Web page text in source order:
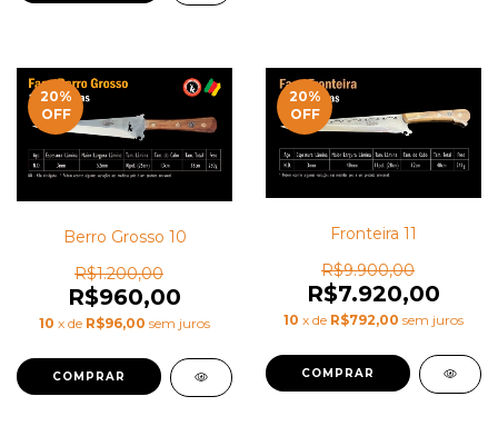
20%
OFF
Berro Grosso 10
R$1.200,00
R$960,00
10 x de R$96,00 sem juros
20%
OFF
Fronteira 11
R$9.900,00
R$7.920,00
10 x de R$792,00 sem juros